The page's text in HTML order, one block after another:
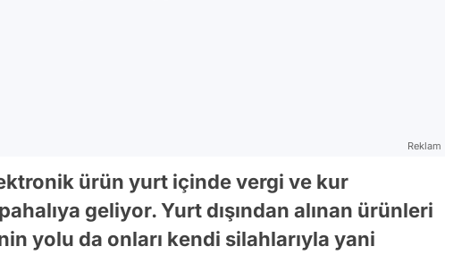
Reklam
ürün yurt içinde vergi ve kur
geliyor. Yurt dışından alınan ürünleri
yolu da onları kendi silahlarıyla yani